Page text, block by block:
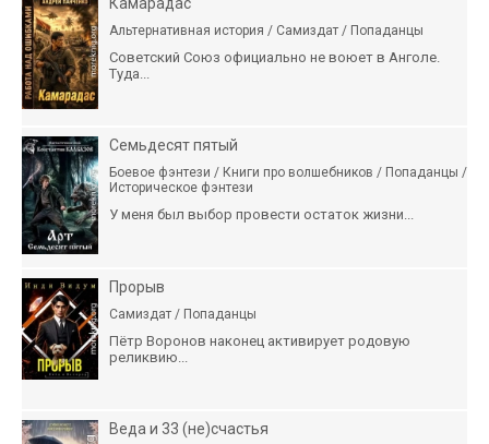
Камарадас
Альтернативная история / Самиздат / Попаданцы
Советский Союз официально не воюет в Анголе.
Туда...
Семьдесят пятый
Боевое фэнтези / Книги про волшебников / Попаданцы /
Историческое фэнтези
У меня был выбор провести остаток жизни...
Прорыв
Самиздат / Попаданцы
Пётр Воронов наконец активирует родовую
реликвию...
Веда и 33 (не)счастья